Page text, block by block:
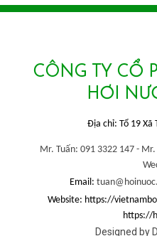
CÔNG TY CỔ
HƠI
Địa chỉ: Tổ 19 Xã
Mr. Tuấn: 091 3322 147 - Mr.
Email:
Website: https://
https://
Designed by